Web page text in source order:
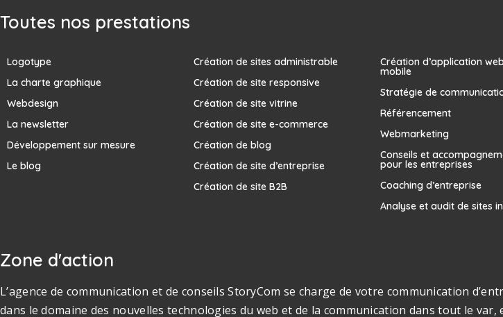
Toutes nos prestations
Logotype
La charte graphique
Webdesign
La newsletter
Développement sur mesure
Le blog
Création de sites administrable
Création de site responsive
Création de site vitrine
Création de site e-commerce
Création de blog
Création de site d’entreprise
Création de site B2B
Création d’application
mobile
Stratégie de
Référencement
Webmarketing
Conseils et
pour les entreprises
Coaching d’entreprise
Analyse et audit de sites
Zone d'action
L’agence de communication et de conseils StoryCom se charge de votre communication
dans le domaine des nouvelles technologies du web et de la communication dans tout le